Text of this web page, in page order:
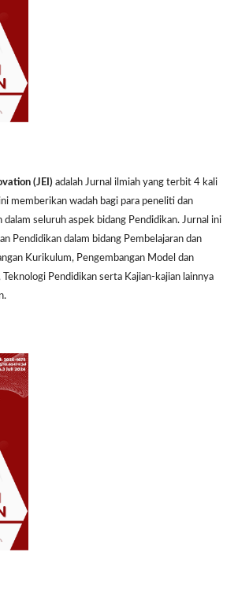
(JEI) adalah Jurnal ilmiah yang terbit 4 kali
memberikan wadah bagi para peneliti dan
seluruh aspek bidang Pendidikan. Jurnal ini
Pendidikan dalam bidang Pembelajaran dan
Kurikulum, Pengembangan Model dan
Pendidikan serta Kajian-kajian lainnya